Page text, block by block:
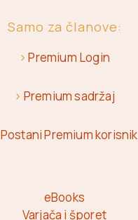
Samo za članove:
>Premium Login
> Premium sadržaj
Postani Premium korisnik
eBooks
Varjača i šporet